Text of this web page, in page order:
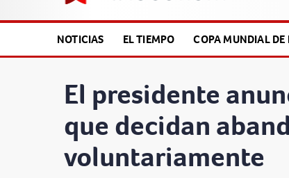
NOTICIAS EL TIEMPO COPA MUNDIAL
El presidente
que decidan
voluntariamente